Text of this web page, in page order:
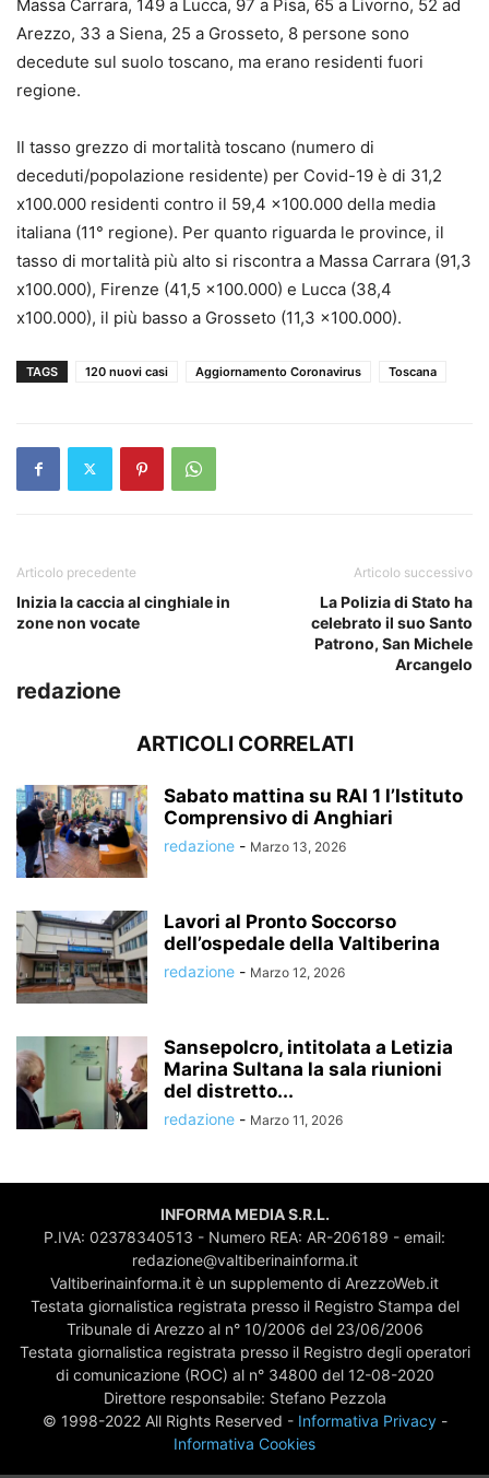
Massa Carrara, 149 a Lucca, 97 a Pisa, 65 a Livorno, 52 ad
Arezzo, 33 a Siena, 25 a Grosseto, 8 persone sono
decedute sul suolo toscano, ma erano residenti fuori
regione.
Il tasso grezzo di mortalità toscano (numero di
deceduti/popolazione residente) per Covid-19 è di 31,2
x100.000 residenti contro il 59,4 x100.000 della media
italiana (11° regione). Per quanto riguarda le province, il
tasso di mortalità più alto si riscontra a Massa Carrara (91,3
x100.000), Firenze (41,5 x100.000) e Lucca (38,4
x100.000), il più basso a Grosseto (11,3 x100.000).
TAGS 120 nuovi casi Aggiornamento Coronavirus Toscana
Articolo precedente
Inizia la caccia al cinghiale in
zone non vocate
Articolo successivo
La Polizia di Stato ha
celebrato il suo Santo
Patrono, San Michele
Arcangelo
redazione
ARTICOLI CORRELATI
Sabato mattina su RAI 1 l’Istituto
Comprensivo di Anghiari
redazione - Marzo 13, 2026
Lavori al Pronto Soccorso
dell’ospedale della Valtiberina
redazione - Marzo 12, 2026
Sansepolcro, intitolata a Letizia
Marina Sultana la sala riunioni
del distretto...
redazione - Marzo 11, 2026
INFORMA MEDIA S.R.L.
P.IVA: 02378340513 - Numero REA: AR-206189 - email:
redazione@valtiberinainforma.it
Valtiberinainforma.it è un supplemento di ArezzoWeb.it
Testata giornalistica registrata presso il Registro Stampa del
Tribunale di Arezzo al n° 10/2006 del 23/06/2006
Testata giornalistica registrata presso il Registro degli operatori
di comunicazione (ROC) al n° 34800 del 12-08-2020
Direttore responsabile: Stefano Pezzola
© 1998-2022 All Rights Reserved - Informativa Privacy-
Informativa Cookies